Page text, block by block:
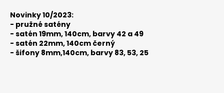
Novinky 10/2023:
- pružné satény
- satén 19mm, 140cm, barvy 42 a 49
- satén 22mm, 140cm černý
- šifony 8mm,140cm, barvy 83, 53, 25